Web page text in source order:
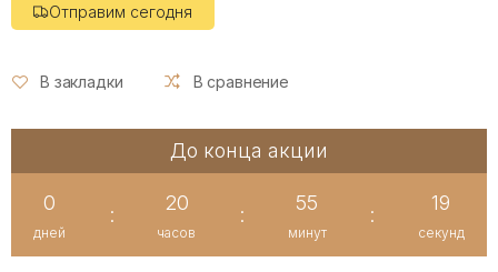
Отправим сегодня
В закладки В сравнение
До конца акции
0
дней
:
20
часов
:
55
минут
:
19
секунд